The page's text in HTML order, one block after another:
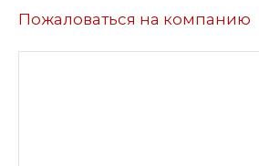
Пожаловаться на компанию